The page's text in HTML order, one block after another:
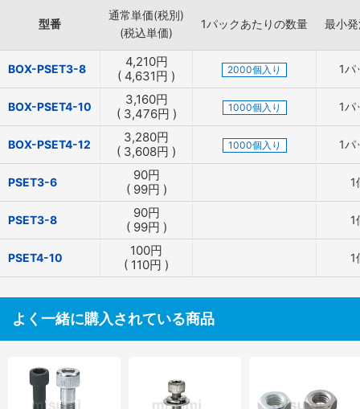
型番
通常単価(税別)
(税込単価)
1パックあたりの数量 最小
BOX-PSET3-8 4,210円
( 4,631円 ) 2000個入り 1パ
BOX-PSET4-10 3,160円
( 3,476円 ) 1000個入り 1パ
BOX-PSET4-12 3,280円
( 3,608円 ) 1000個入り 1パ
PSET3-6 90円
( 99円 ) 1
PSET3-8 90円
( 99円 ) 1
PSET4-10 100円
( 110円 ) 1
よく一緒に購入されている商品